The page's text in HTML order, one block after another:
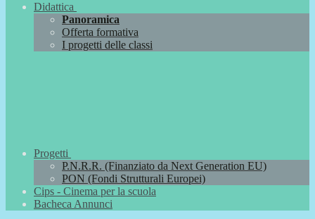
Didattica
Panoramica
Offerta formativa
I progetti delle classi
Progetti
P.N.R.R. (Finanziato da Next Generation EU)
PON (Fondi Strutturali Europei)
Cips - Cinema per la scuola
Bacheca Annunci